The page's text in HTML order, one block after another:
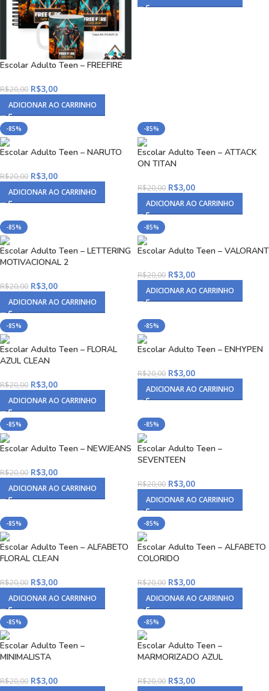
Escolar Adulto Teen – FREEFIRE
R$20,00 R$3,00
ADICIONAR AO CARRINHO
-85%
Escolar Adulto Teen – NARUTO
R$20,00 R$3,00
ADICIONAR AO CARRINHO
-85%
Escolar Adulto Teen – ATTACK
ON TITAN
R$20,00 R$3,00
ADICIONAR AO CARRINHO
-85%
Escolar Adulto Teen – LETTERING
MOTIVACIONAL 2
R$20,00 R$3,00
ADICIONAR AO CARRINHO
-85%
Escolar Adulto Teen – VALORANT
R$20,00 R$3,00
ADICIONAR AO CARRINHO
-85%
Escolar Adulto Teen – FLORAL
AZUL CLEAN
R$20,00 R$3,00
ADICIONAR AO CARRINHO
-85%
Escolar Adulto Teen – ENHYPEN
R$20,00 R$3,00
ADICIONAR AO CARRINHO
-85%
Escolar Adulto Teen – NEWJEANS
R$20,00 R$3,00
ADICIONAR AO CARRINHO
-85%
Escolar Adulto Teen –
SEVENTEEN
R$20,00 R$3,00
ADICIONAR AO CARRINHO
-85%
Escolar Adulto Teen – ALFABETO
FLORAL CLEAN
R$20,00 R$3,00
ADICIONAR AO CARRINHO
-85%
Escolar Adulto Teen – ALFABETO
COLORIDO
R$20,00 R$3,00
ADICIONAR AO CARRINHO
-85%
Escolar Adulto Teen –
MINIMALISTA
R$20,00 R$3,00
-85%
Escolar Adulto Teen –
MARMORIZADO AZUL
R$20,00 R$3,00